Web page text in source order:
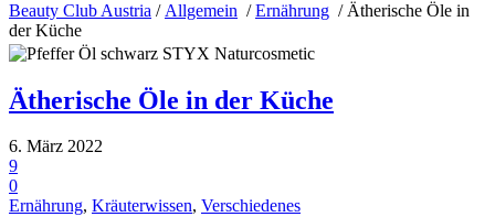
Beauty Club Austria / Allgemein /Ernährung / Ätherische Öle in
der Küche
Ätherische Öle in der Küche
6. März 2022
9
0
Ernährung, Kräuterwissen, Verschiedenes